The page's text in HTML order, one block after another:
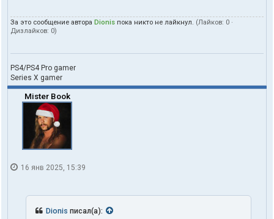
За это сообщение автора Dionis пока никто не лайкнул. (Лайков: 0 ·
Дизлайков: 0)
PS4/PS4 Pro gamer
Series X gamer
Mister Book
16 янв 2025, 15:39
Dionis писал(а):